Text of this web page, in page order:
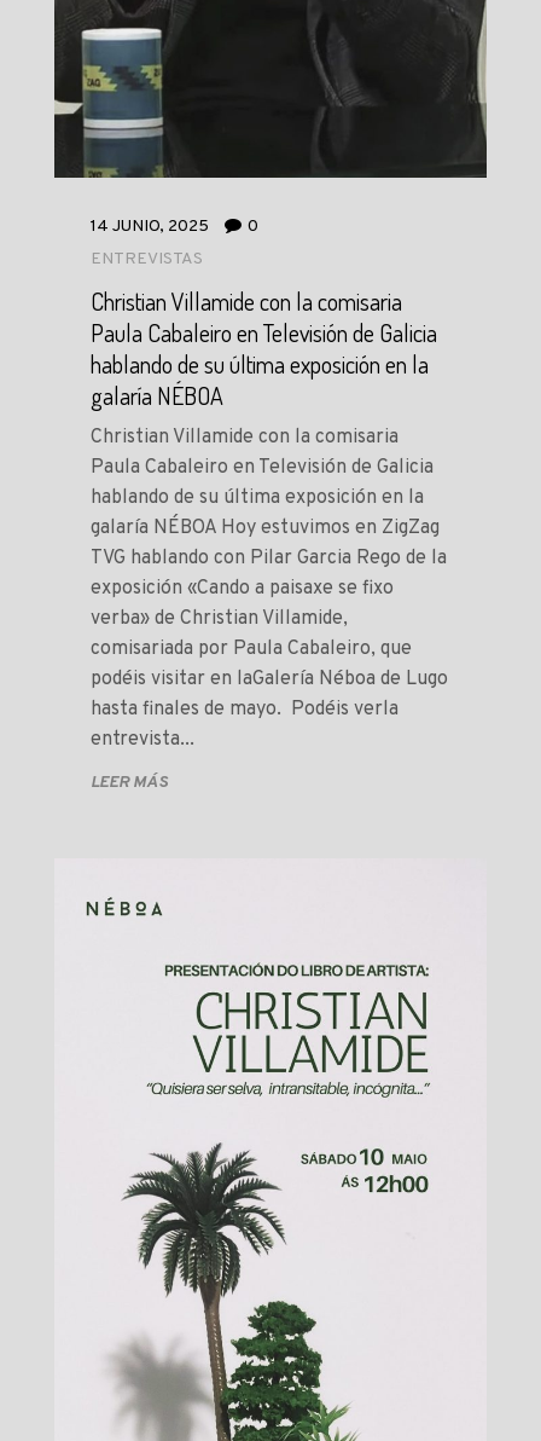
14 JUNIO, 2025
0
ENTREVISTAS
Christian Villamide con la comisaria
Paula Cabaleiro en Televisión de Galicia
hablando de su última exposición en la
galaría NÉBOA
Christian Villamide con la comisaria
Paula Cabaleiro en Televisión de Galicia
hablando de su última exposición en la
galaría NÉBOA Hoy estuvimos en ZigZag
TVG hablando con Pilar Garcia Rego de la
exposición «Cando a paisaxe se fixo
verba» de Christian Villamide,
comisariada por Paula Cabaleiro, que
podéis visitar en laGalería Néboa de Lugo
hasta finales de mayo. Podéis verla
entrevista...
LEER MÁS